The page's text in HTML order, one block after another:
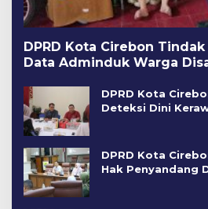
DPRD Kota Cirebon
Data Adminduk Warga
DPRD Kota
Deteksi Dini
DPRD Kota
Hak Penyandang